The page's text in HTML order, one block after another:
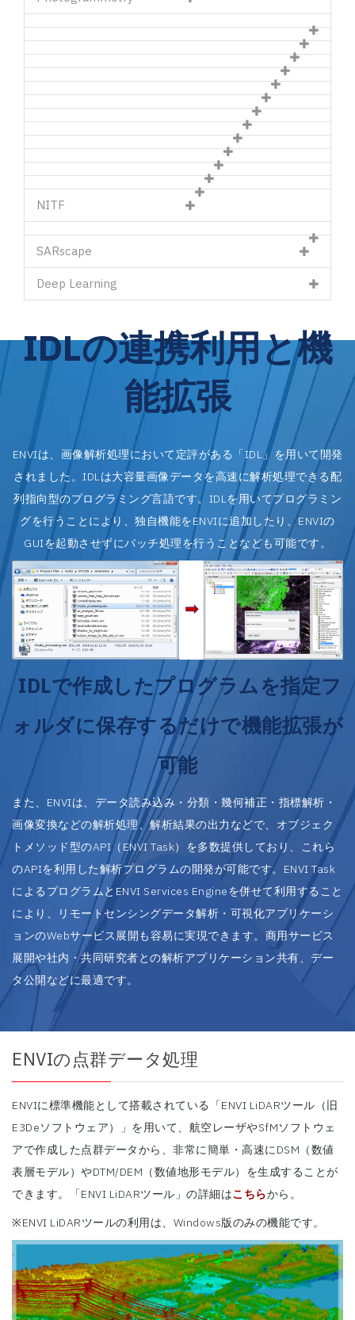
NITF
SARscape
Deep Learning
IDLの連携利用と機
能拡張
ENVIは、画像解析処理において定評がある「IDL」を用いて開発
されました。IDLは大容量画像データを高速に解析処理できる配
列指向型のプログラミング言語です。IDLを用いてプログラミン
グを行うことにより、独自機能をENVIに追加したり、ENVIの
GUIを起動させずにバッチ処理を行うことなども可能です。
IDLで作成したプログラムを指定フ
ォルダに保存するだけで機能拡張が
可能
また、ENVIは、データ読み込み・分類・幾何補正・指標解析・
画像変換などの解析処理、解析結果の出力などで、オブジェク
トメソッド型のAPI（ENVI Task）を多数提供しており、これら
のAPIを利用した解析プログラムの開発が可能です。ENVI Task
によるプログラムとENVI Services Engineを併せて利用すること
により、リモートセンシングデータ解析・可視化アプリケーシ
ョンのWebサービス展開も容易に実現できます。商用サービス
展開や社内・共同研究者との解析アプリケーション共有、デー
タ公開などに最適です。
ENVIの点群データ処理
ENVIに標準機能として搭載されている「ENVI LiDARツール（旧
E3Deソフトウェア）」を用いて、航空レーザやSfMソフトウェ
アで作成した点群データから、非常に簡単・高速にDSM（数値
表層モデル）やDTM/DEM（数値地形モデル）を生成することが
できます。「ENVI LiDARツール」の詳細はこちらから。
※ENVI LiDARツールの利用は、Windows版のみの機能です。